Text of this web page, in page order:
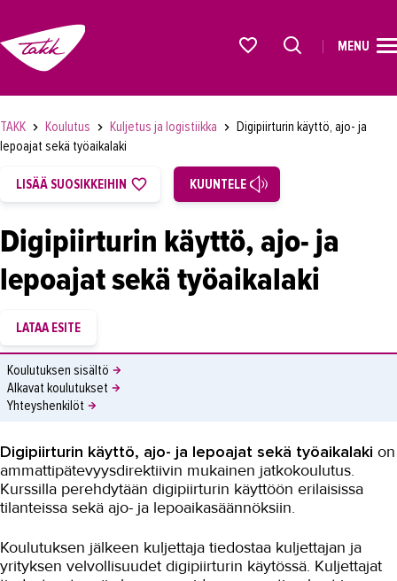
OPISKELIJAKSI
YRITYKSILLE
AJANKOHTAISTA
YHTEYSTIEDOT
IN ENGLISH
MENU
TAKK Koulutus Kuljetus ja logistiikka
Digipiirturin käyttö, ajo- ja
lepoajat sekä työaikalaki
LISÄÄ SUOSIKKEIHIN KUUNTELE
Digipiirturin käyttö, ajo- ja
lepoajat sekä työaikalaki
Koulutuksen sisältö
Alkavat koulutukset
Yhteyshenkilöt
Digipiirturin käyttö, ajo- ja lepoajat sekä työaikalaki on
ammattipätevyysdirektiivin mukainen jatkokoulutus.
Kurssilla perehdytään digipiirturin käyttöön erilaisissa
tilanteissa sekä ajo- ja lepoaikasäännöksiin.
Koulutuksen jälkeen kuljettaja tiedostaa kuljettajan ja
yrityksen velvollisuudet digipiirturin käytössä. Kuljettajat